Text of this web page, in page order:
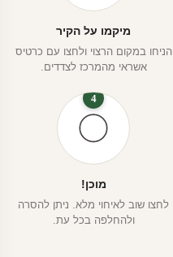
מיקמו על הקיר
הניחו במקום הרצוי ולחצו עם כרטיס
אשראי מהמרכז לצדדים.
4
מוכן!
לחצו שוב לאיחוי מלא. ניתן להסרה
ולהחלפה בכל עת.